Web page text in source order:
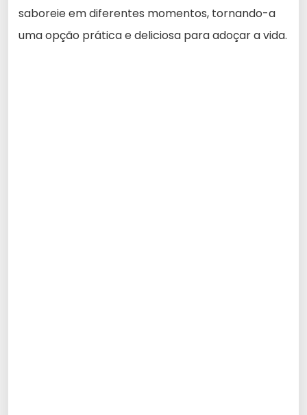
saboreie em diferentes momentos, tornando-a
uma opção prática e deliciosa para adoçar a vida.